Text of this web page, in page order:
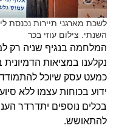
לשכת מארגני תיירות נכנסת
השנתי. צילום עוזי בכר
המלחמה בנגיף שניה רק
נקלענו במציאות הדמיונית
כמעט עסק שיוכל
ידוע בכוחות עצמו ללא
בכלים נוספים יתדרדר
להתאושש.